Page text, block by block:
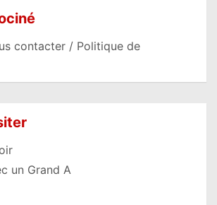
contacter / Politique de
un Grand A